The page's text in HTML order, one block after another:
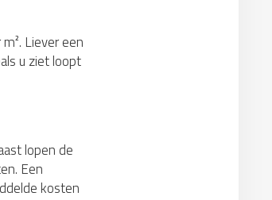
Liever een
u ziet loopt
lopen de
Een
kosten